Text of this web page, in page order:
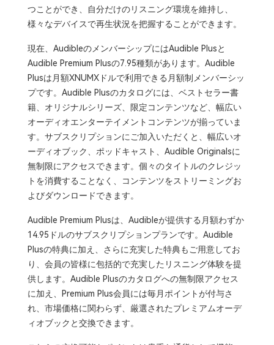
つことができ、自分だけのリスニング環境を維持し、
様々なデバイスで再生状況を把握することができます。
現在、AudibleのメンバーシップにはAudible Plusと
Audible Premium Plusの7.95種類があります。Audible
Plusは月額XNUMXドルで利用できる月額制メンバーシッ
プです。Audible Plusのカタログには、ベストセラー書
籍、オリジナルシリーズ、限定コンテンツなど、幅広い
オーディオエンターテイメントコンテンツが揃っていま
す。サブスクリプションにご加入いただくと、幅広いオ
ーディオブック、ポッドキャスト、Audible Originalsに
無制限にアクセスできます。個々のタイトルのクレジッ
トを消費することなく、コンテンツをストリーミングお
よびダウンロードできます。
Audible Premium Plusは、Audibleが提供する月額わずか
14.95ドルのサブスクリプションプランです。Audible
Plusの特典に加え、さらに充実した特典もご用意してお
り、会員の皆様に包括的で充実したリスニング体験を提
供します。Audible Plusのカタログへの無制限アクセス
に加え、Premium Plus会員には毎月ポイントが付与さ
れ、市場価格に関わらず、厳選されたプレミアムオーデ
ィオブックと交換できます。